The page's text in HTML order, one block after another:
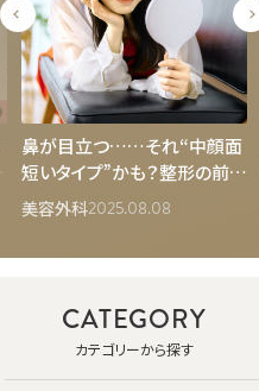
鼻が目立つ……それ“中顔面
短いタイプ”かも？整形の前に
知っておきたいこと
美容外科2025.08.08
CATEGORY
カテゴリーから探す